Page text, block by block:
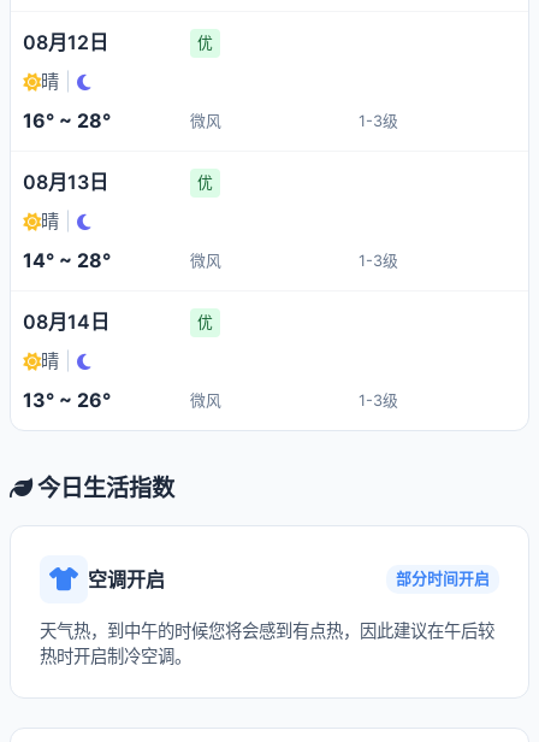
08月12日 优
晴
16° ~ 28° 微风 1-3级
08月13日 优
晴
14° ~ 28° 微风 1-3级
08月14日 优
晴
13° ~ 26° 微风 1-3级
今日生活指数
空调开启 部分时间开启
天气热，到中午的时候您将会感到有点热，因此建议在午后较
热时开启制冷空调。